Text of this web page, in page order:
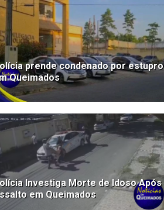
prende condenado por estupro
Queimados
Investiga Morte de Idoso Após
em Queimados